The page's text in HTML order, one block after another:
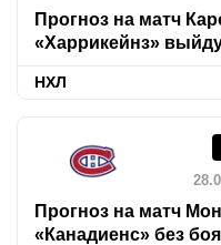
Прогноз на матч
«Харрикейнз»
НХЛ
Прогноз на матч
«Канадиенс» без